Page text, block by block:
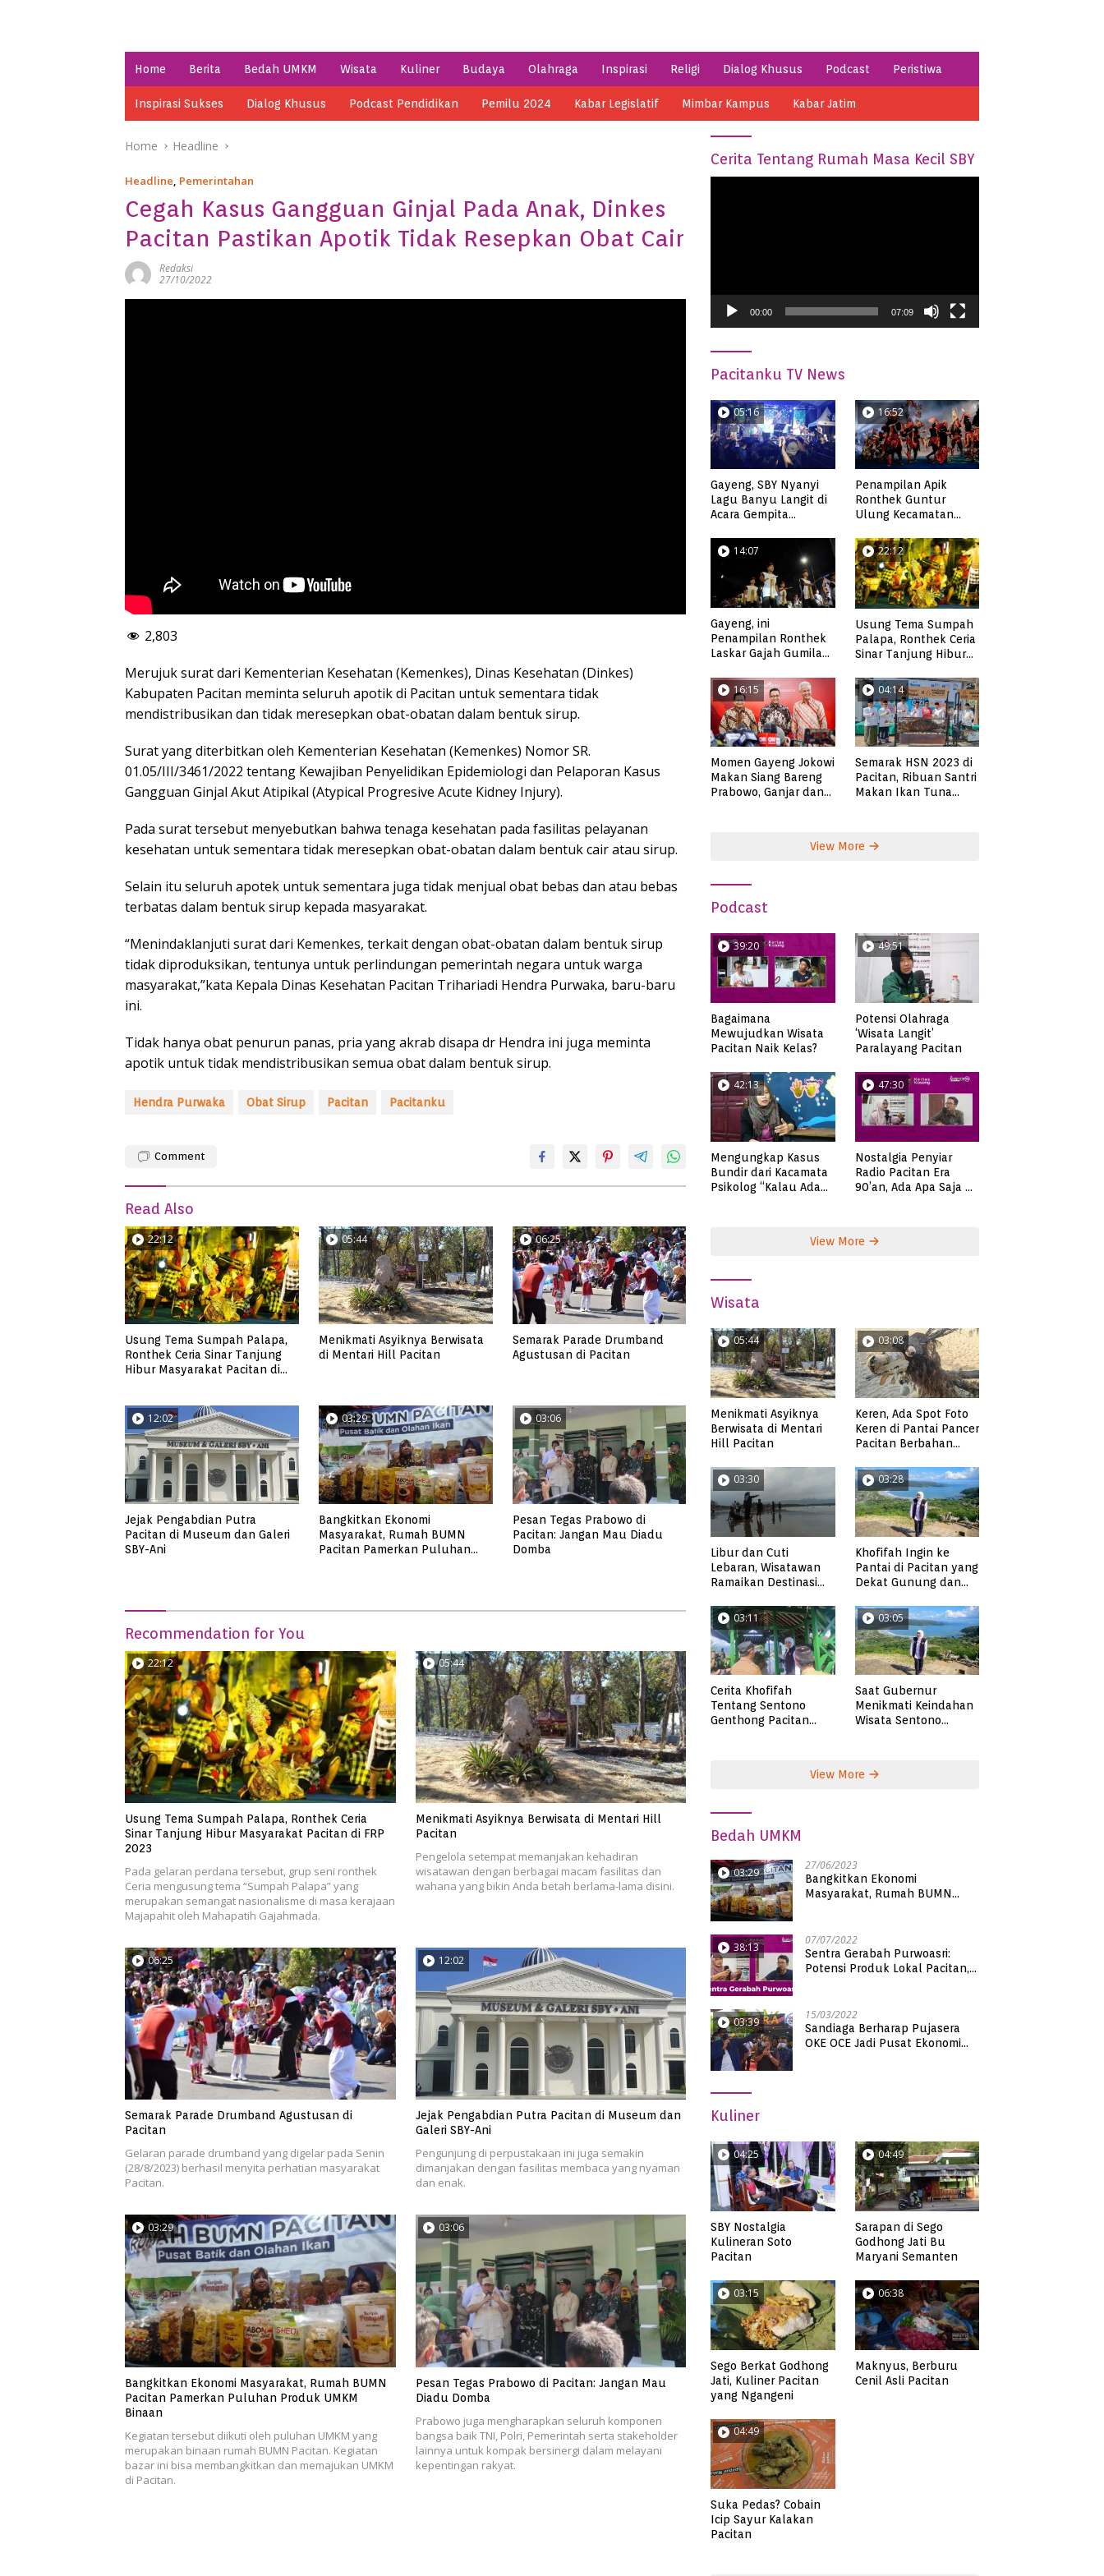
Home Berita Bedah UMKM Wisata Kuliner Budaya Olahraga Inspirasi Religi Dialog Khusus Podcast Peristiwa
Inspirasi Sukses Dialog Khusus Podcast Pendidikan Pemilu 2024 Kabar Legislatif Mimbar Kampus Kabar Jatim
Home Headline
Headline, Pemerintahan
Cegah Kasus Gangguan Ginjal Pada Anak, Dinkes
Pacitan Pastikan Apotik Tidak Resepkan Obat Cair
Redaksi
27/10/2022
2,803
Merujuk surat dari Kementerian Kesehatan (Kemenkes), Dinas Kesehatan (Dinkes)
Kabupaten Pacitan meminta seluruh apotik di Pacitan untuk sementara tidak
mendistribusikan dan tidak meresepkan obat-obatan dalam bentuk sirup.
Surat yang diterbitkan oleh Kementerian Kesehatan (Kemenkes) Nomor SR.
01.05/III/3461/2022 tentang Kewajiban Penyelidikan Epidemiologi dan Pelaporan Kasus
Gangguan Ginjal Akut Atipikal (Atypical Progresive Acute Kidney Injury).
Pada surat tersebut menyebutkan bahwa tenaga kesehatan pada fasilitas pelayanan
kesehatan untuk sementara tidak meresepkan obat-obatan dalam bentuk cair atau sirup.
Selain itu seluruh apotek untuk sementara juga tidak menjual obat bebas dan atau bebas
terbatas dalam bentuk sirup kepada masyarakat.
“Menindaklanjuti surat dari Kemenkes, terkait dengan obat-obatan dalam bentuk sirup
tidak diproduksikan, tentunya untuk perlindungan pemerintah negara untuk warga
masyarakat,”kata Kepala Dinas Kesehatan Pacitan Trihariadi Hendra Purwaka, baru-baru
ini.
Tidak hanya obat penurun panas, pria yang akrab disapa dr Hendra ini juga meminta
apotik untuk tidak mendistribusikan semua obat dalam bentuk sirup.
Hendra Purwaka Obat Sirup Pacitan Pacitanku
Comment
Read Also
22:12
Usung Tema Sumpah Palapa,
Ronthek Ceria Sinar Tanjung
Hibur Masyarakat Pacitan di
05:44
Menikmati Asyiknya Berwisata
di Mentari Hill Pacitan
06:25
Semarak Parade Drumband
Agustusan di Pacitan
12:02
Jejak Pengabdian Putra
Pacitan di Museum dan Galeri
SBY-Ani
03:29
Bangkitkan Ekonomi
Masyarakat, Rumah BUMN
Pacitan Pamerkan Puluhan
03:06
Pesan Tegas Prabowo di
Pacitan: Jangan Mau Diadu
Domba
Recommendation for You
22:12
Usung Tema Sumpah Palapa, Ronthek Ceria
Sinar Tanjung Hibur Masyarakat Pacitan di FRP
2023
Pada gelaran perdana tersebut, grup seni ronthek
Ceria mengusung tema “Sumpah Palapa” yang
merupakan semangat nasionalisme di masa kerajaan
Majapahit oleh Mahapatih Gajahmada.
05:44
Menikmati Asyiknya Berwisata di Mentari Hill
Pacitan
Pengelola setempat memanjakan kehadiran
wisatawan dengan berbagai macam fasilitas dan
wahana yang bikin Anda betah berlama-lama disini.
06:25
Semarak Parade Drumband Agustusan di
Pacitan
Gelaran parade drumband yang digelar pada Senin
(28/8/2023) berhasil menyita perhatian masyarakat
Pacitan.
12:02
Jejak Pengabdian Putra Pacitan di Museum dan
Galeri SBY-Ani
Pengunjung di perpustakaan ini juga semakin
dimanjakan dengan fasilitas membaca yang nyaman
dan enak.
03:29
Bangkitkan Ekonomi Masyarakat, Rumah BUMN
Pacitan Pamerkan Puluhan Produk UMKM
Binaan
Kegiatan tersebut diikuti oleh puluhan UMKM yang
merupakan binaan rumah BUMN Pacitan. Kegiatan
bazar ini bisa membangkitkan dan memajukan UMKM
di Pacitan.
03:06
Pesan Tegas Prabowo di Pacitan: Jangan Mau
Diadu Domba
Prabowo juga mengharapkan seluruh komponen
bangsa baik TNI, Polri, Pemerintah serta stakeholder
lainnya untuk kompak bersinergi dalam melayani
kepentingan rakyat.
Cerita Tentang Rumah Masa Kecil SBY
00:00 07:09
Pacitanku TV News
05:16
Gayeng, SBY Nyanyi
Lagu Banyu Langit di
Acara Gempita
16:52
Penampilan Apik
Ronthek Guntur
Ulung Kecamatan
14:07
Gayeng, ini
Penampilan Ronthek
Laskar Gajah Gumilap
22:12
Usung Tema Sumpah
Palapa, Ronthek Ceria
Sinar Tanjung Hibur
FRP 2023
16:15
Momen Gayeng Jokowi
Makan Siang Bareng
Prabowo, Ganjar dan
04:14
Semarak HSN 2023 di
Pacitan, Ribuan Santri
Makan Ikan Tuna
View More
Podcast
39:20
Bagaimana
Mewujudkan Wisata
Pacitan Naik Kelas?
49:51
Potensi Olahraga
‘Wisata Langit’
Paralayang Pacitan
42:13
Mengungkap Kasus
Bundir dari Kacamata
Psikolog “Kalau Ada
47:30
Nostalgia Penyiar
Radio Pacitan Era
90’an, Ada Apa Saja di
View More
Wisata
05:44
Menikmati Asyiknya
Berwisata di Mentari
Hill Pacitan
03:08
Keren, Ada Spot Foto
Keren di Pantai Pancer
Pacitan Berbahan
03:30
Libur dan Cuti
Lebaran, Wisatawan
Ramaikan Destinasi
03:28
Khofifah Ingin ke
Pantai di Pacitan yang
Dekat Gunung dan
Pangasan?
03:11
Cerita Khofifah
Tentang Sentono
Genthong Pacitan
03:05
Saat Gubernur
Menikmati Keindahan
Wisata Sentono
View More
Bedah UMKM
03:29 27/06/2023
Bangkitkan Ekonomi
Masyarakat, Rumah BUMN
38:13 07/07/2022
Sentra Gerabah Purwoasri:
Potensi Produk Lokal Pacitan,
03:39 15/03/2022
Sandiaga Berharap Pujasera
OKE OCE Jadi Pusat Ekonomi
Kuliner
04:25
SBY Nostalgia
Kulineran Soto
Pacitan
04:49
Sarapan di Sego
Godhong Jati Bu
Maryani Semanten
03:15
Sego Berkat Godhong
Jati, Kuliner Pacitan
yang Ngangeni
06:38
Maknyus, Berburu
Cenil Asli Pacitan
04:49
Suka Pedas? Cobain
Icip Sayur Kalakan
Pacitan